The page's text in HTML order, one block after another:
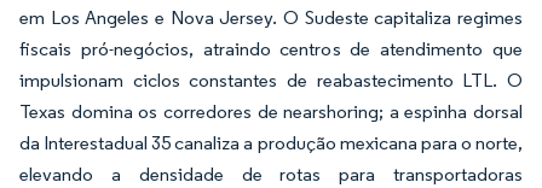
em Los Angeles e Nova Jersey. O Sudeste capitaliza regimes
fiscais pró-negócios, atraindo centros de atendimento que
impulsionam ciclos constantes de reabastecimento LTL. O
Texas domina os corredores de nearshoring; a espinha dorsal
da Interestadual 35 canaliza a produção mexicana para o norte,
elevando a densidade de rotas para transportadoras